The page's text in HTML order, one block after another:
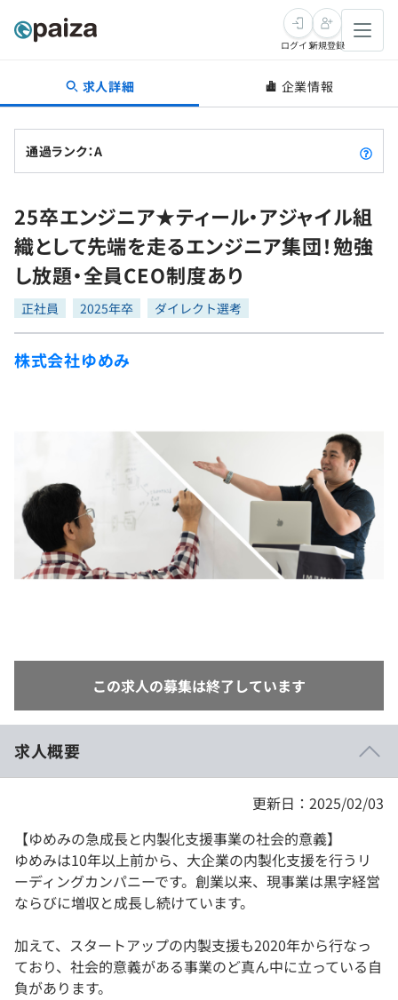
転職・キャリア
転職成功ガイド
転職エージェント
インタビュー
転職成功ガイド
新卒就活
求人検索
本選考
インターン
新卒エージェント
就活成功ガイド
学習
問題集
4択課題
プラン
個人向けプラン
プログラミング言語
再チャレンジ結果一覧
ゲーム・マンガ
ログイン新規登録
求人詳細 企業情報
通過ランク：A
25卒エンジニア★ティール・アジャイル組
織として先端を走るエンジニア集団！勉強
し放題・全員CEO制度あり
正社員 2025年卒 ダイレクト選考
株式会社ゆめみ
この求人の募集は終了しています
求人概要
更新日：2025/02/03
【ゆめみの急成長と内製化支援事業の社会的意義】
ゆめみは10年以上前から、大企業の内製化支援を行うリ
ーディングカンパニーです。創業以来、現事業は黒字経営
ならびに増収と成長し続けています。
加えて、スタートアップの内製支援も2020年から行なっ
ており、社会的意義がある事業のど真ん中に立っている自
負があります。